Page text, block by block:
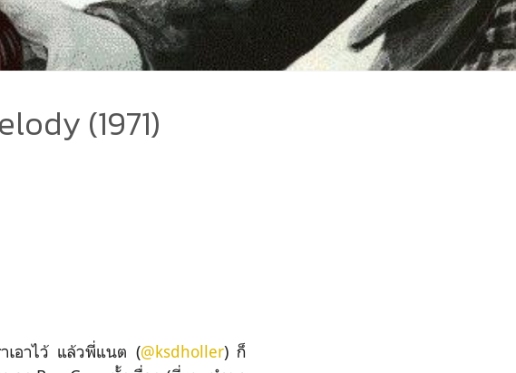
(1971)
เอาไว้ แล้วพี่แนต (@ksdholler) ก็